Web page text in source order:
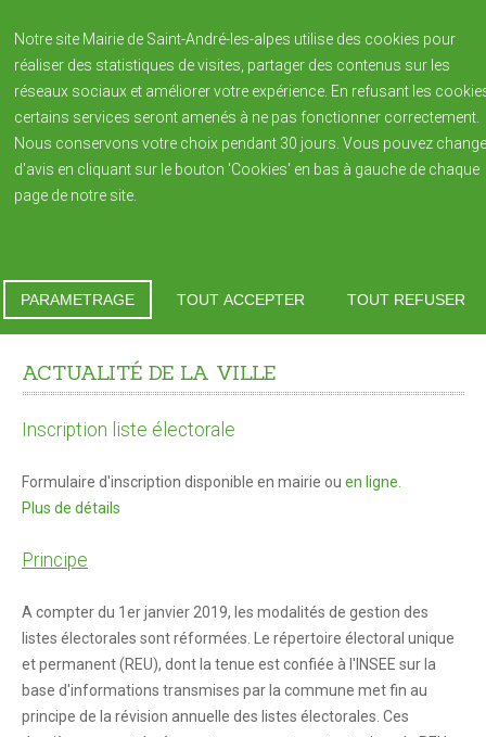
Histoire de la Ville
Patrimoine
Blason de la commune
Reflets 2023
Reflets 2021
Reflets 2018
Reflets 2017
Reflets 2016
Vous êtes ici :Accueil
ACTUALITÉ DE LA VILLE
Inscription liste électorale
Formulaire d'inscription disponible en mairie ou en ligne.
Plus de détails
Principe
A compter du 1er janvier 2019, les modalités de gestion des
listes électorales sont réformées. Le répertoire électoral unique
et permanent (REU), dont la tenue est confiée à l'INSEE sur la
base d'informations transmises par la commune met fin au
principe de la révision annuelle des listes électorales. Ces
Notre site Mairie de Saint-André-les-alpes utilise des cookies pour
réaliser des statistiques de visites, partager des contenus sur les
réseaux sociaux et améliorer votre expérience. En refusant les
certains services seront amenés à ne pas fonctionner correctement.
Nous conservons votre choix pendant 30 jours. Vous pouvez
d'avis en cliquant sur le bouton 'Cookies' en bas à gauche de chaque
page de notre site.
PARAMETRAGE TOUT ACCEPTER TOUT REFUSER